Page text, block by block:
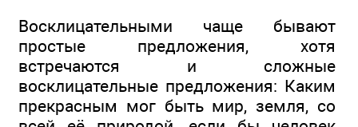
Восклицательными чаще бывают
простые предложения, хотя
встречаются и сложные
восклицательные предложения: Каким
прекрасным мог быть мир, земля, со